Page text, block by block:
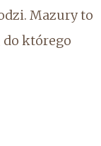
Mazury to
do którego